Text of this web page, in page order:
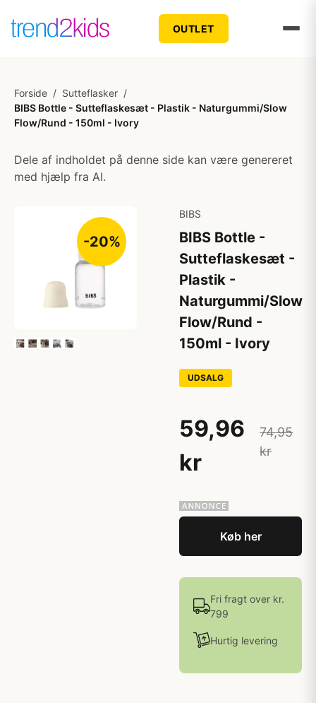
OUTLET
Forside / Sutteflasker /
BIBS Bottle - Sutteflaskesæt - Plastik - Naturgummi/Slow
Flow/Rund - 150ml - Ivory
Dele af indholdet på denne side kan være genereret
med hjælp fra AI.
-20%
BIBS
BIBS Bottle -
Sutteflaskesæt -
Plastik -
Naturgummi/Slow
Flow/Rund -
150ml - Ivory
UDSALG
59,96
kr
74,95
kr
Køb her
Fri fragt over kr.
799
Hurtig levering